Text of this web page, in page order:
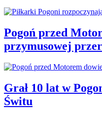
Pogoń przed
przymusowej
Grał 10 lat w
Świtu